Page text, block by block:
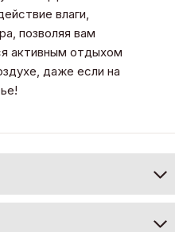
влаги,
позволяя вам
активным отдыхом
даже если на